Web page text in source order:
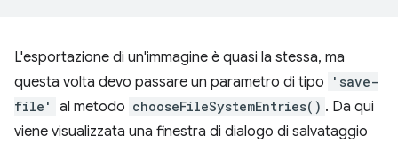
L'esportazione di un'immagine è quasi la stessa, ma
questa volta devo passare un parametro di tipo
'save-
file'
al metodo chooseFileSystemEntries() . Da qui
viene visualizzata una finestra di dialogo di salvataggio